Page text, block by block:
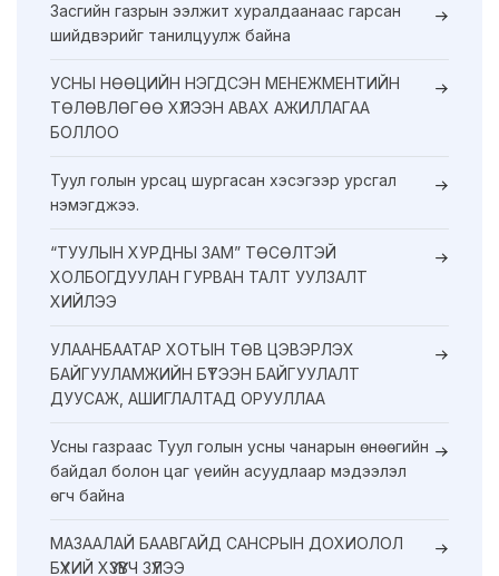
Засгийн газрын ээлжит хуралдаанаас гарсан
шийдвэрийг танилцуулж байна
УСНЫ НӨӨЦИЙН НЭГДСЭН МЕНЕЖМЕНТИЙН
ТӨЛӨВЛӨГӨӨ ХҮЛЭЭН АВАХ АЖИЛЛАГАА
БОЛЛОО
Туул голын урсац шургасан хэсэгээр урсгал
нэмэгджээ.
“ТУУЛЫН ХУРДНЫ ЗАМ” ТӨСӨЛТЭЙ
ХОЛБОГДУУЛАН ГУРВАН ТАЛТ УУЛЗАЛТ
ХИЙЛЭЭ
УЛААНБААТАР ХОТЫН ТӨВ ЦЭВЭРЛЭХ
БАЙГУУЛАМЖИЙН БҮТЭЭН БАЙГУУЛАЛТ
ДУУСАЖ, АШИГЛАЛТАД ОРУУЛЛАА
Усны газраас Туул голын усны чанарын өнөөгийн
байдал болон цаг үеийн асуудлаар мэдээлэл
өгч байна
МАЗААЛАЙ БААВГАЙД САНСРЫН ДОХИОЛОЛ
БҮХИЙ ХҮЗҮҮВЧ ЗҮҮЛЭЭ